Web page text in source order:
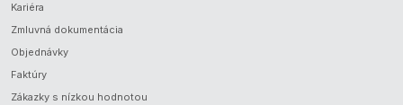
Kariéra
Zmluvná dokumentácia
Objednávky
Faktúry
Zákazky s nízkou hodnotou